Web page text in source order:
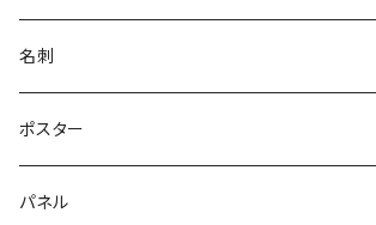
名刺
ポスター
布地
パネル